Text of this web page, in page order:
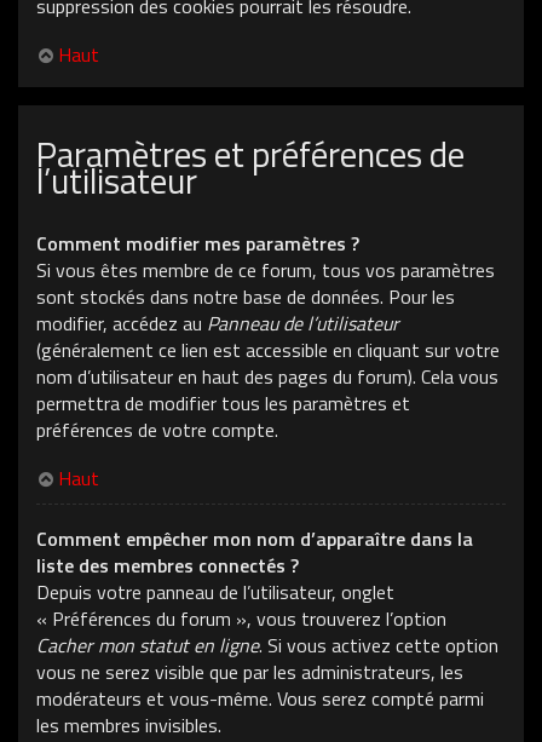
Haut
Paramètres et préférences de
l’utilisateur
Comment modifier mes paramètres ?
Si vous êtes membre de ce forum, tous vos paramètres
sont stockés dans notre base de données. Pour les
modifier, accédez au Panneau de l’utilisateur
(généralement ce lien est accessible en cliquant sur votre
nom d’utilisateur en haut des pages du forum). Cela vous
permettra de modifier tous les paramètres et
préférences de votre compte.
Haut
Comment empêcher mon nom d’apparaître dans la
liste des membres connectés ?
Depuis votre panneau de l’utilisateur, onglet
« Préférences du forum », vous trouverez l’option
Cacher mon statut en ligne. Si vous activez cette option
vous ne serez visible que par les administrateurs, les
modérateurs et vous-même. Vous serez compté parmi
les membres invisibles.